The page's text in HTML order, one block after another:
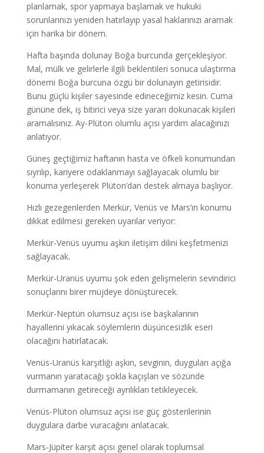
planlamak, spor yapmaya başlamak ve hukuki
sorunlarınızı yeniden hatırlayıp yasal haklarınızı aramak
için harika bir dönem.
Hafta başında dolunay Boğa burcunda gerçekleşiyor.
Mal, mülk ve gelirlerle ilgili beklentileri sonuca ulaştırma
dönemi Boğa burcuna özgü bir dolunayın getirisidir.
Bunu güçlü kişiler sayesinde edineceğimiz kesin. Cuma
gününe dek, iş bitirici veya size yararı dokunacak kişileri
aramalısınız. Ay-Plüton olumlu açısı yardım alacağınızı
anlatıyor.
Güneş geçtiğimiz haftanın hasta ve öfkeli konumundan
sıyrılıp, kariyere odaklanmayı sağlayacak olumlu bir
konuma yerleşerek Plüton’dan destek almaya başlıyor.
Hızlı gezegenlerden Merkür, Venüs ve Mars’ın konumu
dikkat edilmesi gereken uyarılar veriyor:
Merkür-Venüs uyumu aşkın iletişim dilini keşfetmenizi
sağlayacak.
Merkür-Uranüs uyumu şok eden gelişmelerin sevindirici
sonuçlarını birer müjdeye dönüştürecek.
Merkür-Neptün olumsuz açısı ise başkalarının
hayallerini yıkacak söylemlerin düşüncesizlik eseri
olacağını hatırlatacak.
Venüs-Uranüs karşıtlığı aşkın, sevginin, duyguları açığa
vurmanın yaratacağı şokla kaçışları ve sözünde
durmamanın getireceği ayrılıkları tetikleyecek.
Venüs-Plüton olumsuz açısı ise güç gösterilerinin
duygulara darbe vuracağını anlatacak.
Mars-Jüpiter karşıt açısı genel olarak toplumsal